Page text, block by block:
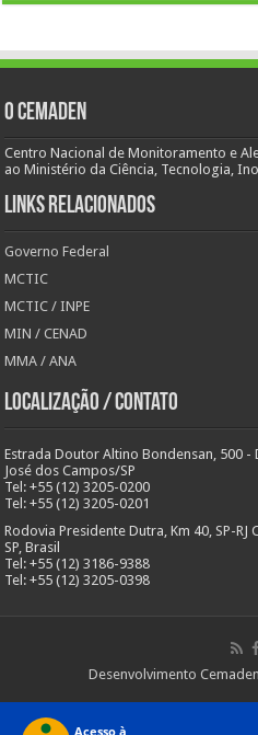
O Cemaden
Centro Nacional de Monitoramento e
ao Ministério da Ciência, Tecnologia,
Links Relacionados
Governo Federal
MCTIC
MCTIC / INPE
MIN / CENAD
MMA / ANA
Localização / Contato
Estrada Doutor Altino Bondensan, 500
José dos Campos/SP
Tel: +55 (12) 3205-0200
Tel: +55 (12) 3205-0201
Rodovia Presidente Dutra, Km 40, SP-RJ
SP, Brasil
Tel: +55 (12) 3186-9388
Tel: +55 (12) 3205-0398
Desenvolvimento